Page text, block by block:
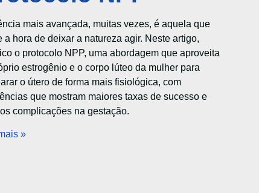
mais avançada, muitas vezes, é aquela que
a hora de deixar a natureza agir. Neste artigo,
o protocolo NPP, uma abordagem que aproveita
estrogênio e o corpo lúteo da mulher para
o útero de forma mais fisiológica, com
que mostram maiores taxas de sucesso e
complicações na gestação.
»